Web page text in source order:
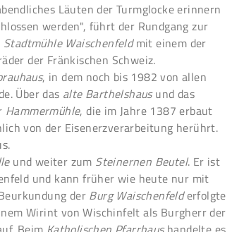
Läuten der Turmglocke erinnern
werden", führt der Rundgang zur
Stadtmühle Waischenfeldmit einem der
der Fränkischen Schweiz.
, in dem noch bis 1982 von allen
Über das alte Barthelshausund das
Hammermühle, die im Jahre 1387 erbaut
von der Eisenerzverarbeitung herührt.
und weiter zum Steinernen Beutel. Er ist
und kann früher wie heute nur mit
der Burg Waischenfelderfolgte
Wirint von Wischinfelt als Burgherr der